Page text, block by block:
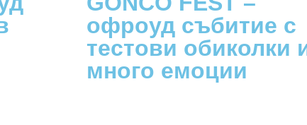
офроуд събитие с
тестови обиколки
много емоции